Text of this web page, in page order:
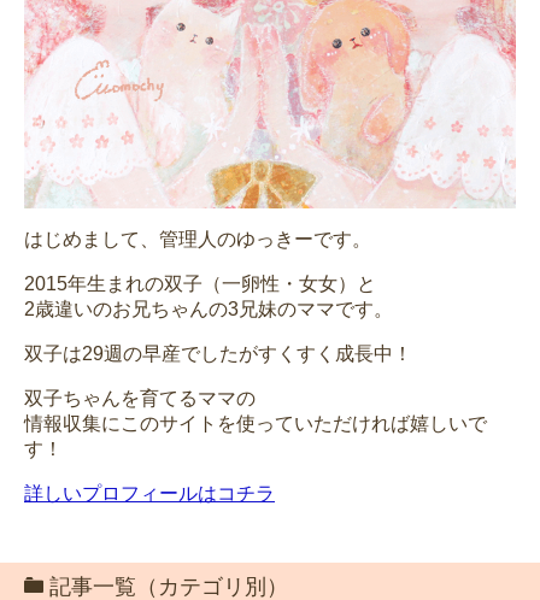
はじめまして、管理人のゆっきーです。
2015年生まれの双子（一卵性・女女）と
2歳違いのお兄ちゃんの3兄妹のママです。
双子は29週の早産でしたがすくすく成長中！
双子ちゃんを育てるママの
情報収集にこのサイトを使っていただければ嬉しいで
す！
詳しいプロフィールはコチラ
記事一覧（カテゴリ別）